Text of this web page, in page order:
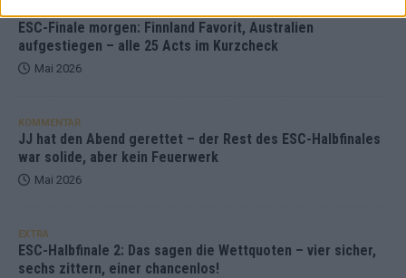
ESC-Finale morgen: Finnland Favorit, Australien
aufgestiegen – alle 25 Acts im Kurzcheck
Mai 2026
KOMMENTAR
JJ hat den Abend gerettet – der Rest des ESC-Halbfinales
war solide, aber kein Feuerwerk
Mai 2026
EXTRA
ESC-Halbfinale 2: Das sagen die Wettquoten – vier sicher,
sechs zittern, einer chancenlos!